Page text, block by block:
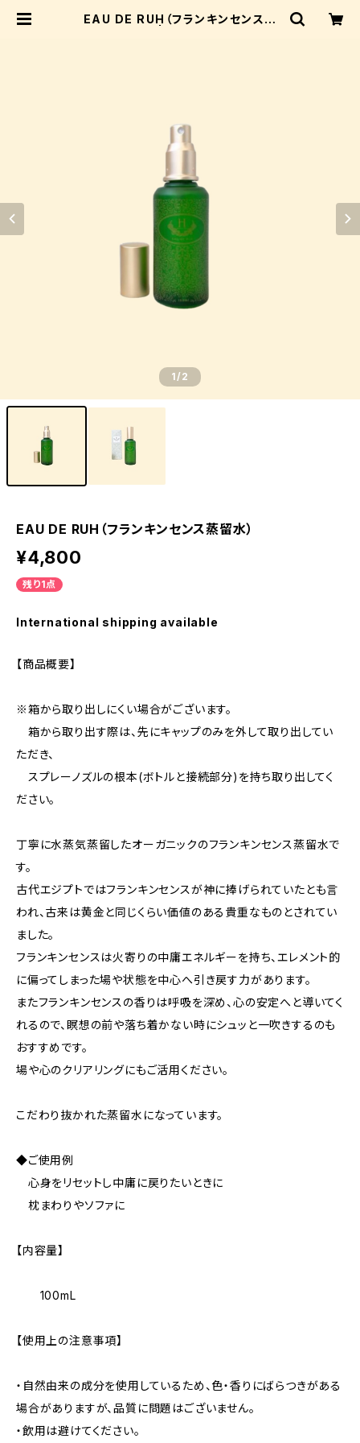
EAU DE RUH（フランキンセンス蒸
1/2
EAU DE RUH（フランキンセンス蒸留水）
¥4,800
残り1点
International shipping available
【商品概要】
※箱から取り出しにくい場合がございます。
箱から取り出す際は、先にキャップのみを外して取り出してい
ただき、
スプレーノズルの根本(ボトルと接続部分)を持ち取り出してく
ださい。
丁寧に水蒸気蒸留したオーガニックのフランキンセンス蒸留水で
す。
古代エジプトではフランキンセンスが神に捧げられていたとも言
われ、古来は黄金と同じくらい価値のある貴重なものとされてい
ました。
フランキンセンスは火寄りの中庸エネルギーを持ち、エレメント的
に偏ってしまった場や状態を中心へ引き戻す力があります。
またフランキンセンスの香りは呼吸を深め、心の安定へと導いてく
れるので、瞑想の前や落ち着かない時にシュッと一吹きするのも
おすすめです。
場や心のクリアリングにもご活用ください。
こだわり抜かれた蒸留水になっています。
◆ご使用例
心身をリセットし中庸に戻りたいときに
枕まわりやソファに
【内容量】
100mL
【使用上の注意事項】
・自然由来の成分を使用しているため、色・香りにばらつきがある
場合がありますが、品質に問題はございません。
・飲用は避けてください。